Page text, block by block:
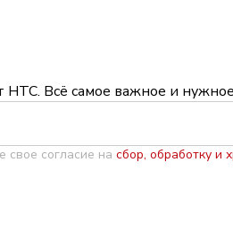
НТС. Всё самое важное и
свое согласие на сбор, обработку и